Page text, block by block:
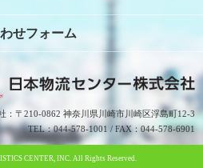
せフォーム
：〒210-0862 神奈川県川崎市川崎区浮島町12-3
TEL：044-578-1001 / FAX：044-578-6901
CENTER, INC. All Rights Reserved.